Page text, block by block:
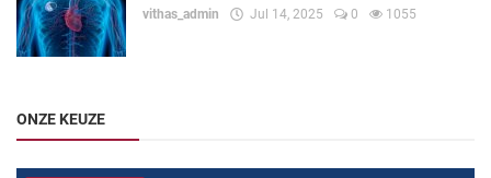
vithas_admin Jul 14, 2025 0 1055
ONZE KEUZE